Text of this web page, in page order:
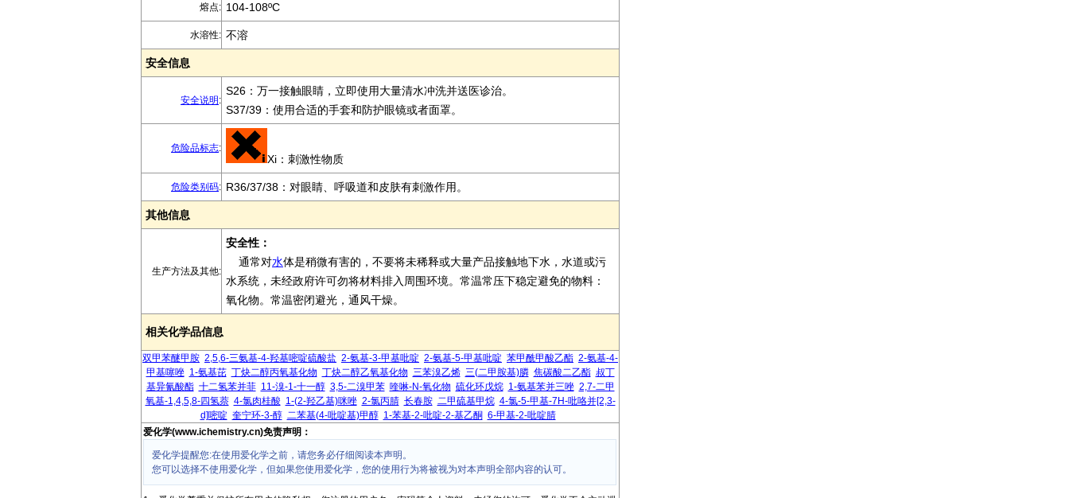
熔点: 104-108ºC
水溶性: 不溶
安全信息
安全说明 :
S26：万一接触眼睛，立即使用大量清水冲洗并送医诊治。
S37/39：使用合适的手套和防护眼镜或者面罩。
危险品标志:
Xi：刺激性物质
危险类别码: R36/37/38：对眼睛、呼吸道和皮肤有刺激作用。
其他信息
生产方法及其他:
安全性：
通常对水体是稍微有害的，不要将未稀释或大量产品接触地下水，水道或污
水系统，未经政府许可勿将材料排入周围环境。常温常压下稳定避免的物料：
氧化物。常温密闭避光，通风干燥。
相关化学品信息
双甲苯醚甲胺 2,5,6-三氨基-4-羟基嘧啶硫酸盐 2-氨基-3-甲基吡啶 2-氨基-5-甲基吡啶 苯甲酰甲酸乙酯 2-氨基-4-
甲基噻唑 1-氨基芘 丁炔二醇丙氧基化物 丁炔二醇乙氧基化物 三苯溴乙烯 三(二甲胺基)膦 焦碳酸二乙酯 叔丁
基异氰酸酯 十二氢苯并菲 11-溴-1-十一醇 3,5-二溴甲苯 喹啉-N-氧化物 硫化环戊烷 1-氨基苯并三唑 2,7-二甲
氧基-1,4,5,8-四氢萘 4-氯肉桂酸 1-(2-羟乙基)咪唑 2-氯丙腈 长春胺 二甲硫基甲烷 4-氯-5-甲基-7H-吡咯并[2,3-
d]嘧啶 奎宁环-3-醇 二苯基(4-吡啶基)甲醇 1-苯基-2-吡啶-2-基乙酮 6-甲基-2-吡啶腈
爱化学(www.ichemistry.cn)免责声明：
爱化学提醒您:在使用爱化学之前，请您务必仔细阅读本声明。
您可以选择不使用爱化学，但如果您使用爱化学，您的使用行为将被视为对本声明全部内容的认可。